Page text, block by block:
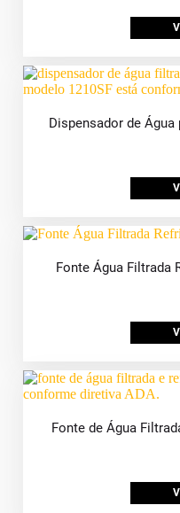
Dispensador de
Fonte Água Filtrada
Fonte de Água